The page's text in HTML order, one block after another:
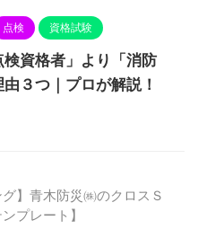
点検 資格試験
検資格者」より「消防
３つ｜プロが解説！
グ】青木防災㈱のクロスＳ
プレート】